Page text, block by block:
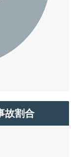
故割合